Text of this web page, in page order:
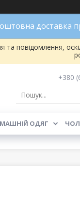
доставка
повідомлення,
+380
ОДЯГ